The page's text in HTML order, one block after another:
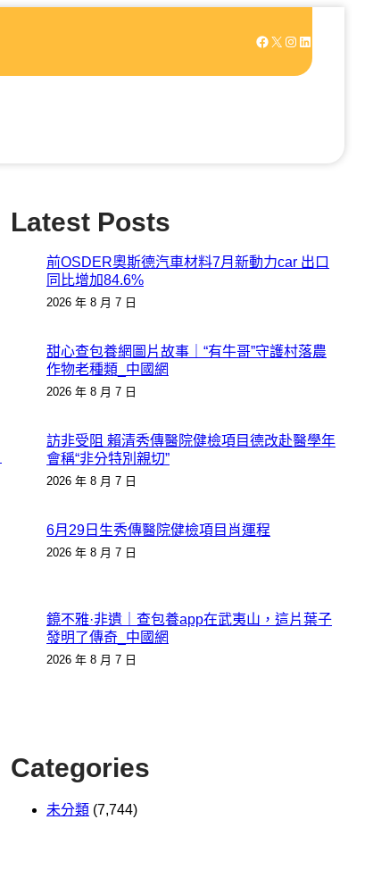
Facebook X Instagram LinkedIn
Latest Posts
前OSDER奧斯德汽車材料7月新動力car 出口
同比增加84.6%
2026 年 8 月 7 日
甜心查包養網圖片故事｜“有牛哥”守護村落農
作物老種類_中國網
2026 年 8 月 7 日
訪非受阻 賴清秀傳醫院健檢項目德改赴醫學年
會稱“非分特別親切”
2026 年 8 月 7 日
6月29日生秀傳醫院健檢項目肖運程
2026 年 8 月 7 日
鏡不雅·非遺｜查包養app在武夷山，這片葉子
發明了傳奇_中國網
2026 年 8 月 7 日
Categories
未分類 (7,744)